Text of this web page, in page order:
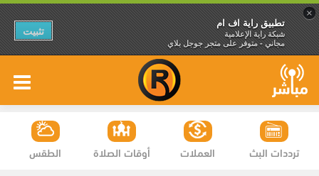
×
تطبيق راية اف ام
شبكة راية الإعلامية
مجاني - متوفر على متجر جوجل بلاي
تثبيت
الطقس أوقات الصلاة العملات ترددات البث